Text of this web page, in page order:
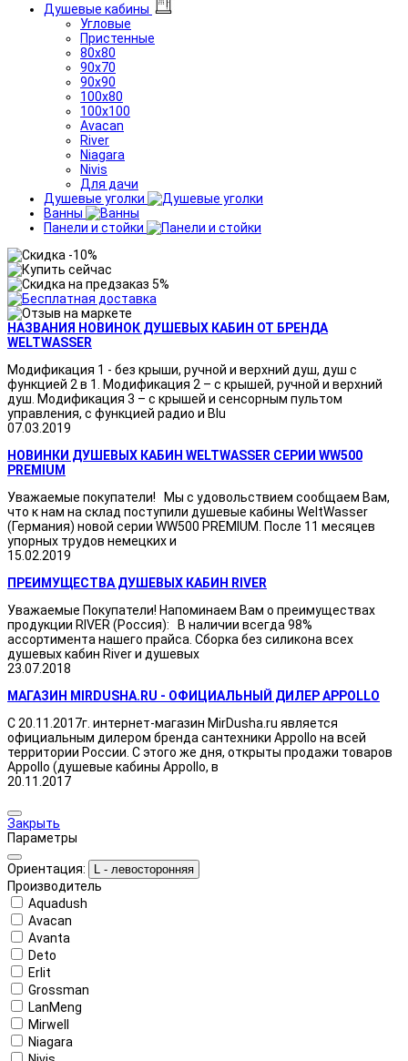
Душевые кабины
Угловые
Пристенные
80x80
90x70
90x90
100x80
100x100
Avacan
River
Niagara
Nivis
Для дачи
Душевые уголки
Ванны
Панели и стойки
НАЗВАНИЯ НОВИНОК ДУШЕВЫХ КАБИН ОТ БРЕНДА
WELTWASSER
Модификация 1 - без крыши, ручной и верхний душ, душ с
функцией 2 в 1. Модификация 2 – с крышей, ручной и верхний
душ. Модификация 3 – с крышей и сенсорным пультом
управления, с функцией радио и Blu
07.03.2019
НОВИНКИ ДУШЕВЫХ КАБИН WELTWASSER СЕРИИ WW500
PREMIUM
Уважаемые покупатели! Мы с удовольствием сообщаем Вам,
что к нам на склад поступили душевые кабины WeltWasser
(Германия) новой серии WW500 PREMIUM. После 11 месяцев
упорных трудов немецких и
15.02.2019
ПРЕИМУЩЕСТВА ДУШЕВЫХ КАБИН RIVER
Уважаемые Покупатели! Напоминаем Вам о преимуществах
продукции RIVER (Россия): В наличии всегда 98%
ассортимента нашего прайса. Сборка без силикона всех
душевых кабин River и душевых
23.07.2018
МАГАЗИН MIRDUSHA.RU - ОФИЦИАЛЬНЫЙ ДИЛЕР APPOLLO
С 20.11.2017г. интернет-магазин MirDusha.ru является
официальным дилером бренда сантехники Appollo на всей
территории России. С этого же дня, открыты продажи товаров
Appollo (душевые кабины Appollo, в
20.11.2017
Закрыть
Параметры
Ориентация: L - левосторонняя
Производитель
Aquadush
Avacan
Avanta
Deto
Erlit
Grossman
LanMeng
Mirwell
Niagara